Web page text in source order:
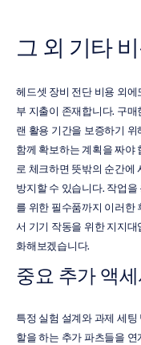
그 외 기타
헤드셋 장비 전단 비용 외
부 지출이 존재합니다. 구
랜 활용 기간을 보증하기
함께 확보하는 계획을 짜야
로 체크하면 뜻밖의 순간에
방지할 수 있습니다. 작업
를 위한 필수품까지 이러한
서 기기 작동을 위한 지지
화해보겠습니다.
중요 추가 액
특정 실험 설계와 과제 세
할을 하는 추가 파츠들을